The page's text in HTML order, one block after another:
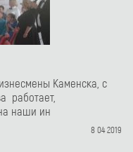
Каменска, с
работает,
наши ин
8 04 2019